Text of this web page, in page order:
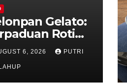
Gelato:
Roti
dan Es
Lembut yang
6, 2026 PUTRI